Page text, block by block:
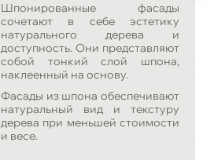
Шпонированные фасады
сочетают в себе эстетику
натурального дерева и
доступность. Они представляют
собой тонкий слой шпона,
наклеенный на основу.
Фасады из шпона обеспечивают
натуральный вид и текстуру
дерева при меньшей стоимости
и весе.